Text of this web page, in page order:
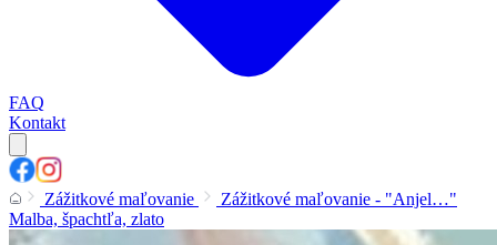
FAQ
Kontakt
Zážitkové maľovanie
Zážitkové maľovanie - "Anjel…"
Malba, špachtľa, zlato